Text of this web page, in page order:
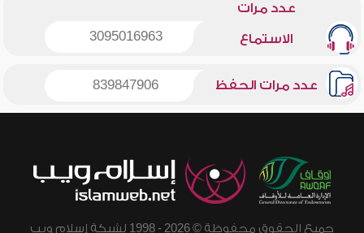
عدد مرات
الاستماع 3095016963
عدد مرات الحفظ 839847906
جميع الحقوق محفوظة © 2026 - 1998 لشبكة إسلام ويب